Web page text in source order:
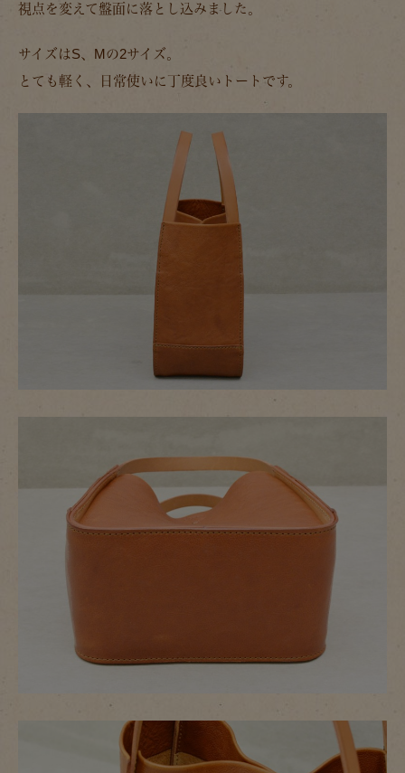
視点を変えて盤面に落とし込みました。
サイズはS、Mの2サイズ。
とても軽く、日常使いに丁度良いトートです。